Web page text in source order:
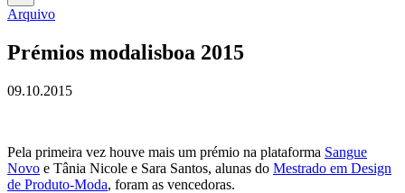
Arquivo
Prémios modalisboa 2015
09.10.2015
Pela primeira vez houve mais um prémio na plataforma Sangue
Novo e Tânia Nicole e Sara Santos, alunas do Mestrado em Design
de Produto-Moda, foram as vencedoras.